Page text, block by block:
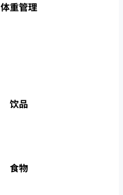
体重管理
饮品
食物